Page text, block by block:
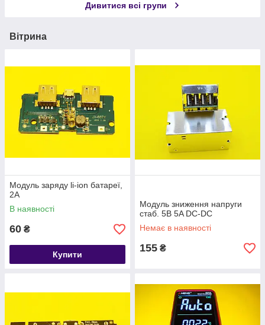
Дивитися всі групи
Вітрина
Модуль заряду li-ion батареї,
2А
В наявності
60 ₴
Купити
Модуль зниження напруги
стаб. 5В 5A DC-DC
Немає в наявності
155 ₴